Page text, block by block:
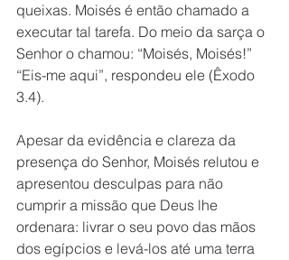
queixas. Moisés é então chamado a
executar tal tarefa. Do meio da sarça o
Senhor o chamou: “Moisés, Moisés!”
“Eis-me aqui”, respondeu ele (Êxodo
3.4).
Apesar da evidência e clareza da
presença do Senhor, Moisés relutou e
apresentou desculpas para não
cumprir a missão que Deus lhe
ordenara: livrar o seu povo das mãos
dos egípcios e levá-los até uma terra